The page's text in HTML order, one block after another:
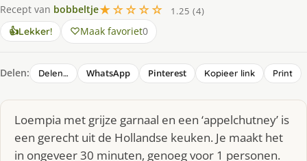
Recept van bobbeltje★☆☆☆☆
1.25 (4)
👍Lekker! Maak favoriet0
Delen: Delen… WhatsApp Pinterest Kopieer link Print
Loempia met grijze garnaal en een ‘appelchutney’ is
een gerecht uit de Hollandse keuken. Je maakt het
in ongeveer 30 minuten, genoeg voor 1 personen.